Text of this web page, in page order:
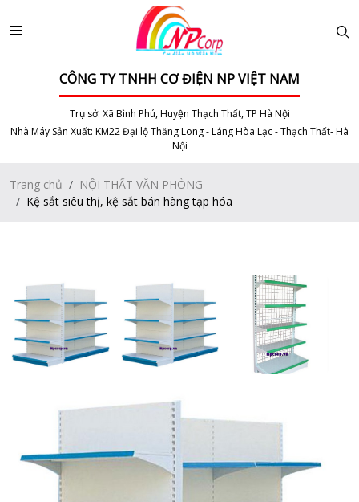
CÔNG TY TNHH CƠ ĐIỆN NP VIỆT NAM
Trụ sở: Xã Bình Phú, Huyện Thạch Thất, TP Hà Nội
Nhà Máy Sản Xuất: KM22 Đại lộ Thăng Long - Láng Hòa Lạc - Thạch Thất- Hà
Nội
Trang chủ
NỘI THẤT VĂN PHÒNG
Kệ sắt siêu thị, kệ sắt bán hàng tạp hóa